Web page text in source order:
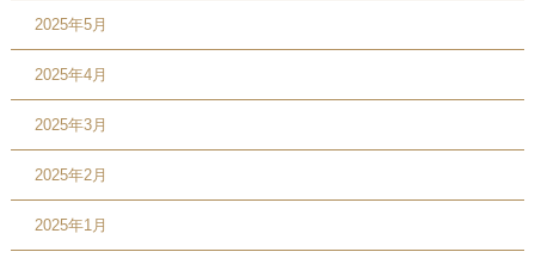
2025年5月
2025年4月
2025年3月
2025年2月
2025年1月